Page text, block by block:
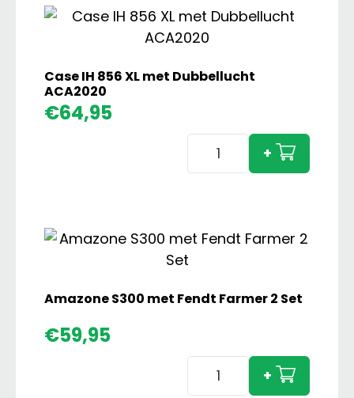
Case IH 856 XL met Dubbellucht
ACA2020
€64,95
Case
met
Dubbellucht
ACA2020
aantal
+
Amazone S300 met Fendt Farmer 2 Set
€59,95
Amazone
S300
+